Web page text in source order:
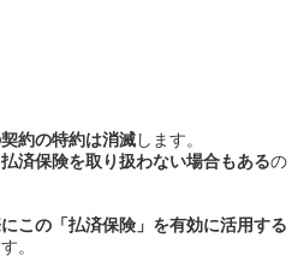
約の特約は消滅します。
払済保険を取り扱わない場合もあるの
この「払済保険」を有効に活用する
。